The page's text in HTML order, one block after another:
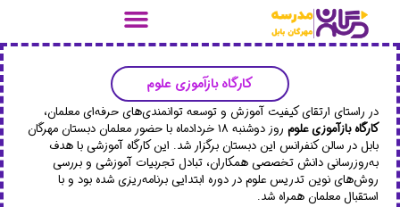
کارگاه بازآموزی علوم
در راستای ارتقای کیفیت آموزش و توسعه توانمندی‌های حرفه‌ای معلمان،
کارگاه بازآموزی علوم
روز دوشنبه ۱۸ خردادماه با حضور معلمان دبستان مهرگان
بابل در سالن کنفرانس این دبستان برگزار شد. این کارگاه آموزشی با هدف
به‌روزرسانی دانش تخصصی همکاران، تبادل تجربیات آموزشی و بررسی
روش‌های نوین تدریس علوم در دوره ابتدایی برنامه‌ریزی شده بود و با
استقبال معلمان همراه شد.